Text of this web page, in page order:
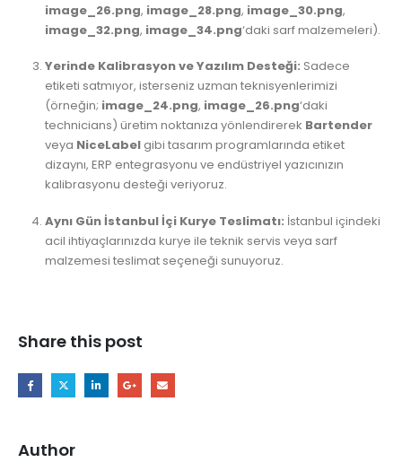
image_26.png, image_28.png, image_30.png,
image_32.png, image_34.png‘daki sarf malzemeleri).
Yerinde Kalibrasyon ve Yazılım Desteği: Sadece
etiketi satmıyor, isterseniz uzman teknisyenlerimizi
(örneğin; image_24.png, image_26.png‘daki
technicians) üretim noktanıza yönlendirerek Bartender
veya NiceLabelgibi tasarım programlarında etiket
dizaynı, ERP entegrasyonu ve endüstriyel yazıcınızın
kalibrasyonu desteği veriyoruz.
Aynı Gün İstanbul İçi Kurye Teslimatı: İstanbul içindeki
acil ihtiyaçlarınızda kurye ile teknik servis veya sarf
malzemesi teslimat seçeneği sunuyoruz.
Share this post
Author